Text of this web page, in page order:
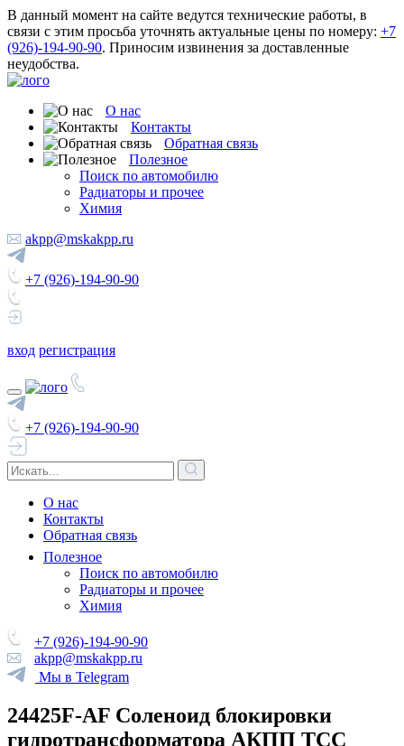
В данный момент на сайте ведутся технические работы, в
связи с этим просьба уточнять актуальные цены по номеру: +7
(926)-194-90-90. Приносим извинения за доставленные
неудобства.
О нас
Контакты
Обратная связь
Полезное
Поиск по автомобилю
Радиаторы и прочее
Химия
akpp@mskakpp.ru
+7 (926)-194-90-90
вход регистрация
+7 (926)-194-90-90
О нас
Контакты
Обратная связь
Полезное
Поиск по автомобилю
Радиаторы и прочее
Химия
+7 (926)-194-90-90
akpp@mskakpp.ru
Мы в Telegram
24425F-AF Соленоид блокировки
гидротрансформатора АКПП TCC